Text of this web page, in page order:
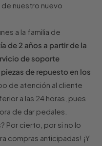
nuestro nuevo
a la familia de
de 2 años a partir de la
de soporte
de repuesto en los
de atención al cliente
a las 24 horas, pues
de dar pedales.
Por cierto, por si no lo
compras anticipadas! ¡Y